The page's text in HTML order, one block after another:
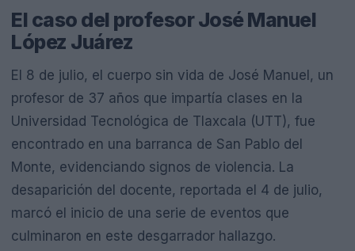
El caso del profesor José Manuel
López Juárez
El 8 de julio, el cuerpo sin vida de José Manuel, un
profesor de 37 años que impartía clases en la
Universidad Tecnológica de Tlaxcala (UTT), fue
encontrado en una barranca de San Pablo del
Monte, evidenciando signos de violencia. La
desaparición del docente, reportada el 4 de julio,
marcó el inicio de una serie de eventos que
culminaron en este desgarrador hallazgo.